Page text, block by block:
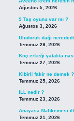
Ağustos 5, 2026
9 Taş oyunu var mı ?
Ağustos 3, 2026
Uludoruk dağı
Temmuz 29, 2026
Koç erkeği yatakta
Temmuz 27, 2026
Kibirli fakir ne demek ?
Temmuz 25, 2026
ILL nedir ?
Temmuz 23, 2026
Anayasa Mahkemesi
Temmuz 21, 2026